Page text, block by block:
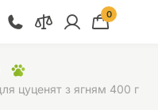
300 91 91
0
цуценят з ягням 400 г